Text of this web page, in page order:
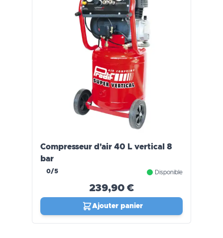
Compresseur d'air 40 L vertical 8
bar
0/5 Disponible
239,90 €
Ajouter panier